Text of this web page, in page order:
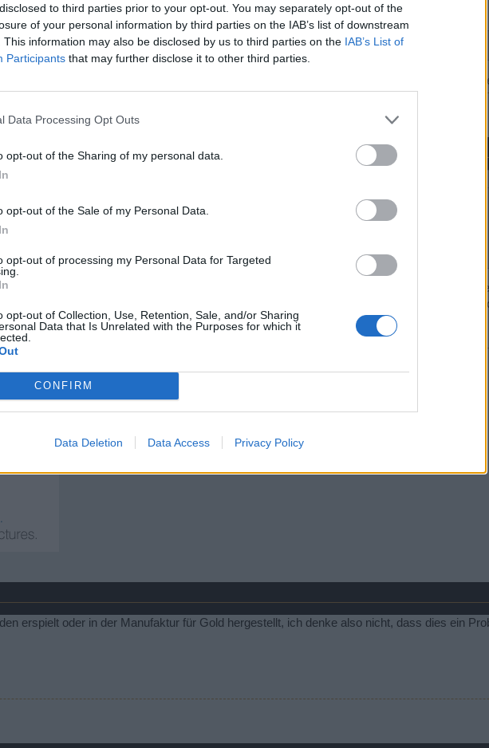
to third parties prior to your opt-out. You may separately opt-out of the
of your personal information by third parties on the IAB’s list of downstream
This information may also be disclosed by us to third parties on the IAB’s List of
Participants that may further disclose it to other third parties.
Data Processing Opt Outs
opt-out of the Sharing of my personal data.
opt-out of the Sale of my Personal Data.
opt-out of processing my Personal Data for Targeted
opt-out of Collection, Use, Retention, Sale, and/or Sharing
Data that Is Unrelated with the Purposes for which it
CONFIRM
Data Deletion Data Access Privacy Policy
40 pro Monat 10 % ihrer EXP verliert
Level anzuhängen. Das Spiel lebt von den aktiven Spielern und dies würde dadurch
anzuhängen. Das Spiel lebt von den aktiven Spielern und dies würde dadurch abgebildet.
aber Gildenbriefe 100 mit Dias gezahlt werden ist fraglich ob man mit Geldmittel erspielte
kein Mensch mehr die Briefe da man sie eh bauen kann aber rein theoretisch sinds
Levelerhöhung der Gilden
erspielt oder in der Manufaktur für Gold hergestellt, ich denke also nicht, dass dies ein